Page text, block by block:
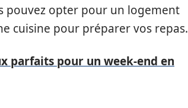
pouvez opter pour un logement
cuisine pour préparer vos repas.
parfaits pour un week-end en